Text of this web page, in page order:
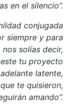
en el silencio”.
conjugada
siempre y para
solías decir,
tu proyecto
latente,
te quisieron,
amando”.